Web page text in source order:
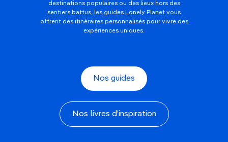
destinations populaires ou des lieux hors des
sentiers battus, les guides Lonely Planet vous
offrent des itinéraires personnalisés pour vivre des
expériences uniques.
Nos guides
Nos livres d'inspiration